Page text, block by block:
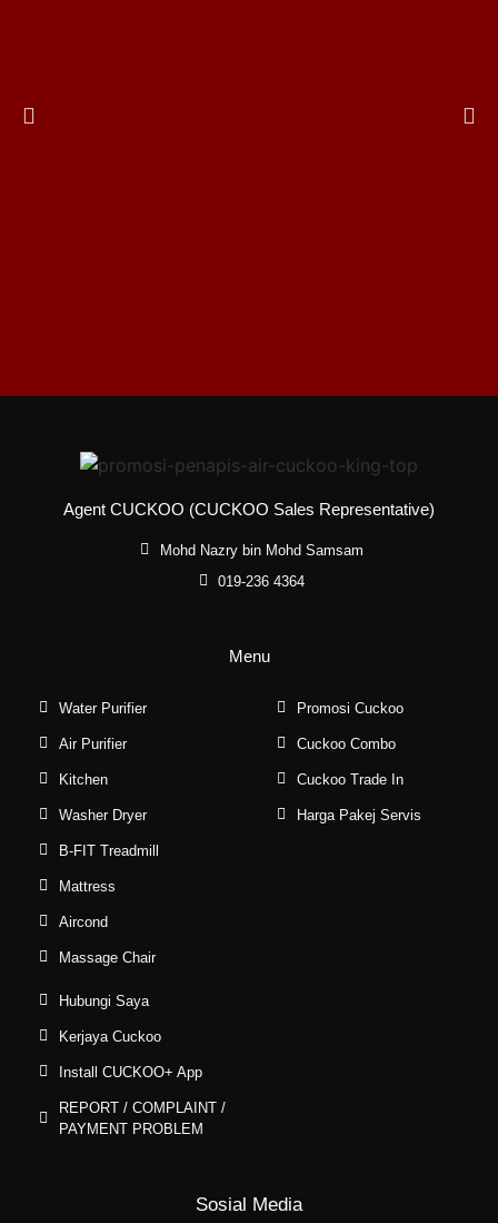
Agent CUCKOO (CUCKOO Sales Representative)
Mohd Nazry bin Mohd Samsam
019-236 4364
Menu
Water Purifier
Air Purifier
Kitchen
Washer Dryer
B-FIT Treadmill
Mattress
Aircond
Massage Chair
Promosi Cuckoo
Cuckoo Combo
Cuckoo Trade In
Harga Pakej Servis
Hubungi Saya
Kerjaya Cuckoo
Install CUCKOO+ App
REPORT / COMPLAINT /
PAYMENT PROBLEM
Sosial Media